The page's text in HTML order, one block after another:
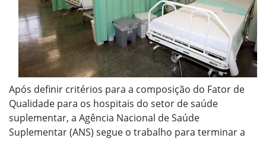
Após definir critérios para a composição do Fator de
Qualidade para os hospitais do setor de saúde
suplementar, a Agência Nacional de Saúde
Suplementar (ANS) segue o trabalho para terminar a